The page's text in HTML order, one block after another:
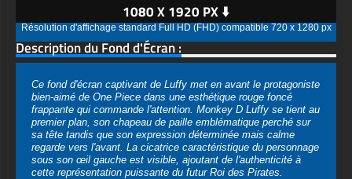
1080 X 1920 PX ⬇️
Résolution d'affichage standard Full HD (FHD) compatible 720 x 1280 px
Description du Fond d'Écran :
Ce fond d'écran captivant de Luffy met en avant le protagoniste
bien-aimé de One Piece dans une esthétique rouge foncé
frappante qui commande l'attention. Monkey D Luffy se tient au
premier plan, son chapeau de paille emblématique perché sur
sa tête tandis que son expression déterminée mais calme
regarde vers l'avant. La cicatrice caractéristique du personnage
sous son œil gauche est visible, ajoutant de l'authenticité à
cette représentation puissante du futur Roi des Pirates.